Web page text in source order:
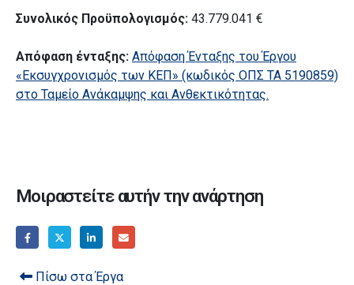
Συνολικός Προϋπολογισμός: 43.779.041 €
Απόφαση ένταξης: Απόφαση Ένταξης του Έργου
«Εκσυγχρονισμός των ΚΕΠ» (κωδικός ΟΠΣ ΤΑ 5190859)
στο Ταμείο Ανάκαμψης και Ανθεκτικότητας.
Μοιραστείτε αυτήν την ανάρτηση
Πίσω στα Έργα